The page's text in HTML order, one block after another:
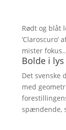
Rødt og blåt
mister
Bolde i
Det svenske
med
spændende,